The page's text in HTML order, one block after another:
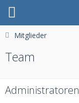
Mitglieder
Team
Administratoren